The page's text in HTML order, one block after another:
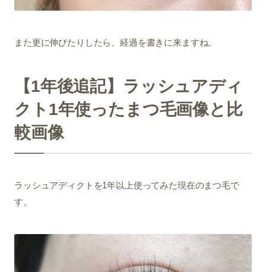
また更に伸びたりしたら、経過を書きに来ますね。
【1年後追記】ラッシュアディ
クト1年使ったまつ毛画像と比
較画像
ラッシュアディクトを1年以上使ってみた現在のまつ毛で
す。